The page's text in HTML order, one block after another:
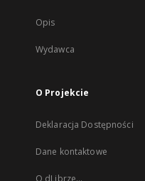
Opis
Wydawca
O Projekcie
Deklaracja Dostępności
Dane kontaktowe
O dLibrze...